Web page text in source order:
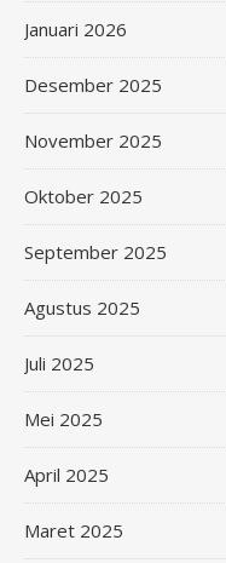
Januari 2026
Desember 2025
November 2025
Oktober 2025
September 2025
Agustus 2025
Juli 2025
Mei 2025
April 2025
Maret 2025